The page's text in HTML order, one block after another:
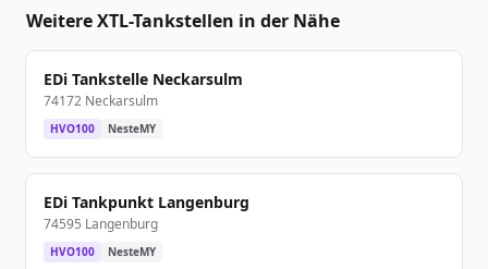
Weitere XTL-Tankstellen in der Nähe
EDi Tankstelle Neckarsulm
74172 Neckarsulm
HVO100 NesteMY
EDi Tankpunkt Langenburg
74595 Langenburg
HVO100 NesteMY